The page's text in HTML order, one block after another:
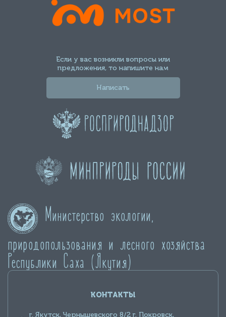
Если у вас возникли вопросы или
предложения, то напишите нам
Написать
Министерство экологии,
природопользования и лесного хозяйства
Республики Саха (Якутия)
КОНТАКТЫ
г. Якутск, Чернышевского 8/2 г. Покровск,